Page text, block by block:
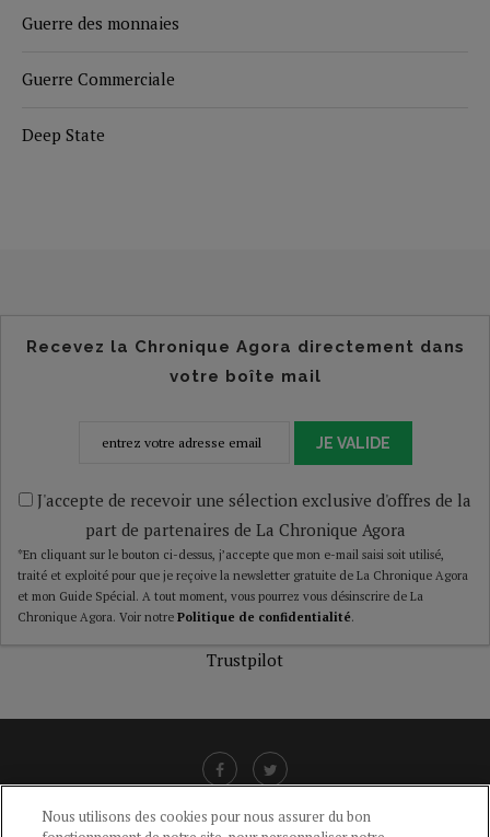
Guerre des monnaies
Guerre Commerciale
Deep State
Recevez la Chronique Agora directement dans
votre boîte mail
JE VALIDE
J'accepte de recevoir une sélection exclusive d'offres de la
part de partenaires de La Chronique Agora
*En cliquant sur le bouton ci-dessus, j’accepte que mon e-mail saisi soit utilisé,
traité et exploité pour que je reçoive la newsletter gratuite de La Chronique Agora
et mon Guide Spécial. A tout moment, vous pourrez vous désinscrire de La
Chronique Agora. Voir notre Politique de confidentialité.
Trustpilot
Nous utilisons des cookies pour nous assurer du bon